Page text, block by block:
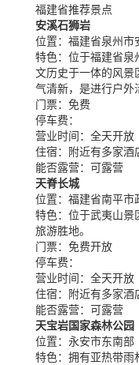
福建省推荐景点
安溪石狮岩
位置： 福建省泉州市
特色： 位于福建省泉
文历史于一体的风景
气清新，是进行户外
门票： 免费
停车费：
营业时间： 全天开放
住宿： 附近有多家酒
能否露营： 可露营
天脊长城
位置： 福建省南平市
特色： 位于武夷山景
旅游胜地。
门票： 免费开放
停车费：
营业时间： 全天开放
住宿： 附近有多家酒
能否露营： 可露营
天宝岩国家森林公园
位置： 永安市东南部
特色： 拥有亚热带雨